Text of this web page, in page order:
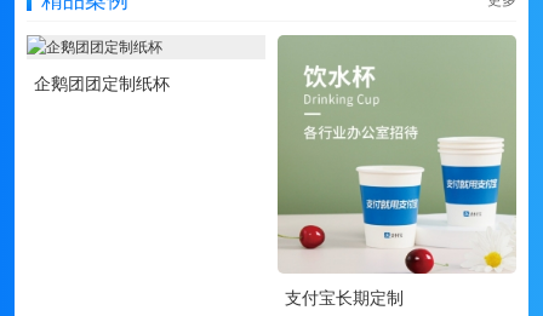
企鹅团团定制纸杯
支付宝长期定制